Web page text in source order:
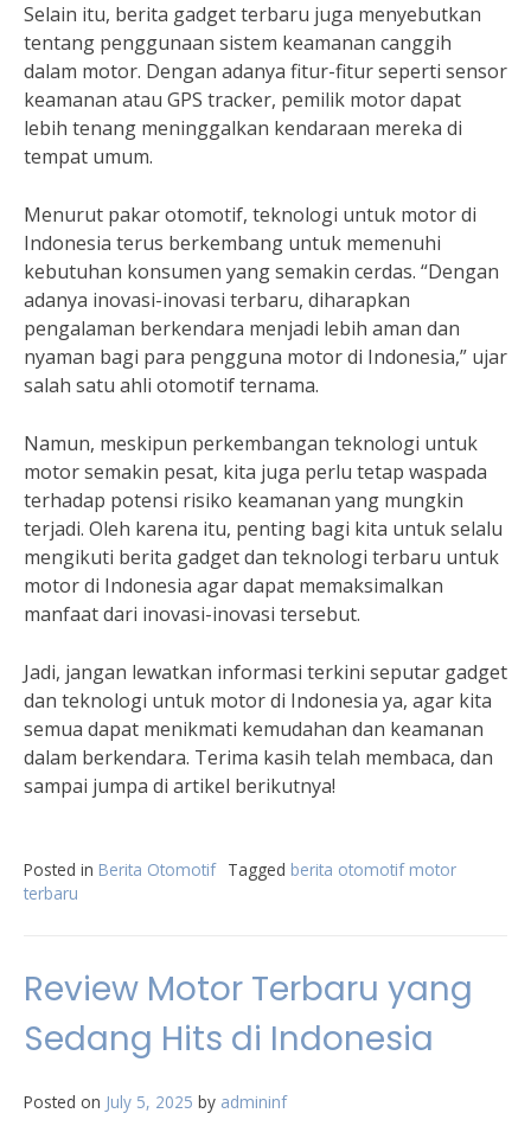
Selain itu, berita gadget terbaru juga menyebutkan
tentang penggunaan sistem keamanan canggih
dalam motor. Dengan adanya fitur-fitur seperti sensor
keamanan atau GPS tracker, pemilik motor dapat
lebih tenang meninggalkan kendaraan mereka di
tempat umum.
Menurut pakar otomotif, teknologi untuk motor di
Indonesia terus berkembang untuk memenuhi
kebutuhan konsumen yang semakin cerdas. “Dengan
adanya inovasi-inovasi terbaru, diharapkan
pengalaman berkendara menjadi lebih aman dan
nyaman bagi para pengguna motor di Indonesia,” ujar
salah satu ahli otomotif ternama.
Namun, meskipun perkembangan teknologi untuk
motor semakin pesat, kita juga perlu tetap waspada
terhadap potensi risiko keamanan yang mungkin
terjadi. Oleh karena itu, penting bagi kita untuk selalu
mengikuti berita gadget dan teknologi terbaru untuk
motor di Indonesia agar dapat memaksimalkan
manfaat dari inovasi-inovasi tersebut.
Jadi, jangan lewatkan informasi terkini seputar gadget
dan teknologi untuk motor di Indonesia ya, agar kita
semua dapat menikmati kemudahan dan keamanan
dalam berkendara. Terima kasih telah membaca, dan
sampai jumpa di artikel berikutnya!
Posted in Berita Otomotif Tagged berita otomotif motor
terbaru
Review Motor Terbaru yang
Sedang Hits di Indonesia
Posted on July 5, 2025 by admininf